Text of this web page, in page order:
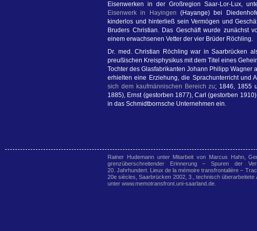
Eisenwerken in der Großregion Saar-Lor-Lux,
Eisenwerk in Hayingen (Hayange) bei
kinderlos und hinterließ sein Vermögen und
Bruders Christian. Das Geschäft wurde zunächst
einem erwachsenen Vetter der vier Brüder Röchling.
Dr. med. Christian Röchling war in Saarbrücken
preußischen Kreisphysikus mit dem Titel eines
Tochter des Glasfabrikanten Johann Philipp Wagner
erhielten eine Erziehung, die Sprachunterricht und
sich dem kaufmännischen Bereich zu; 1846, 1855
1885), Ernst (gestorben 1877), Carl (gestorben
in das Schmidtbornsche Unternehmen ein.
Rainer Hudemann unter Mitarbeit von Marcus Hahn,
grenzüberschreitender Erinnerung – Spuren der
20. Jahrhundert. Lieux de la mémoire transfrontalière –
20e siècles, Saarbrücken 2002, 3., technisch
unter www.memotransfront.uni-saarland.de.